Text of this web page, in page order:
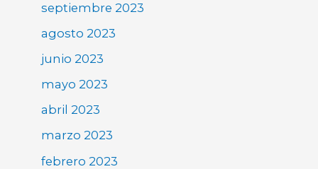
septiembre 2023
agosto 2023
junio 2023
mayo 2023
abril 2023
marzo 2023
febrero 2023